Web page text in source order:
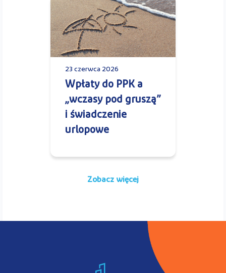
23 czerwca 2026
Wpłaty do PPK a
„wczasy pod gruszą”
i świadczenie
urlopowe
Zobacz więcej